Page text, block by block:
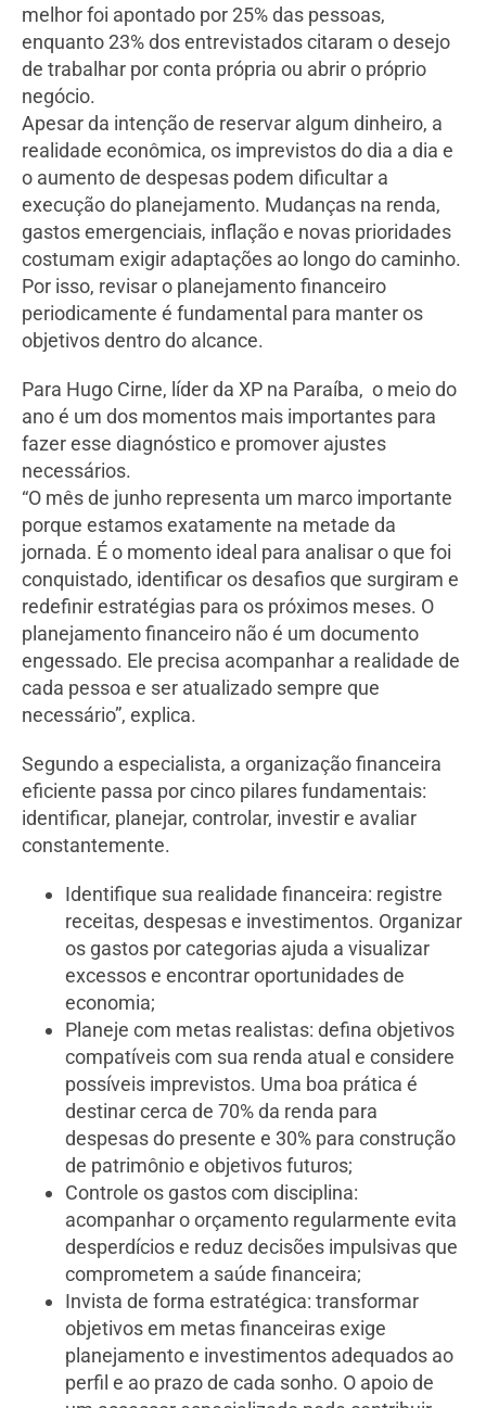
melhor foi apontado por 25% das pessoas,
enquanto 23% dos entrevistados citaram o desejo
de trabalhar por conta própria ou abrir o próprio
negócio.
Apesar da intenção de reservar algum dinheiro, a
realidade econômica, os imprevistos do dia a dia e
o aumento de despesas podem dificultar a
execução do planejamento. Mudanças na renda,
gastos emergenciais, inflação e novas prioridades
costumam exigir adaptações ao longo do caminho.
Por isso, revisar o planejamento financeiro
periodicamente é fundamental para manter os
objetivos dentro do alcance.
Para Hugo Cirne, líder da XP na Paraíba, o meio do
ano é um dos momentos mais importantes para
fazer esse diagnóstico e promover ajustes
necessários.
“O mês de junho representa um marco importante
porque estamos exatamente na metade da
jornada. É o momento ideal para analisar o que foi
conquistado, identificar os desafios que surgiram e
redefinir estratégias para os próximos meses. O
planejamento financeiro não é um documento
engessado. Ele precisa acompanhar a realidade de
cada pessoa e ser atualizado sempre que
necessário”, explica.
Segundo a especialista, a organização financeira
eficiente passa por cinco pilares fundamentais:
identificar, planejar, controlar, investir e avaliar
constantemente.
Identifique sua realidade financeira: registre
receitas, despesas e investimentos. Organizar
os gastos por categorias ajuda a visualizar
excessos e encontrar oportunidades de
economia;
Planeje com metas realistas: defina objetivos
compatíveis com sua renda atual e considere
possíveis imprevistos. Uma boa prática é
destinar cerca de 70% da renda para
despesas do presente e 30% para construção
de patrimônio e objetivos futuros;
Controle os gastos com disciplina:
acompanhar o orçamento regularmente evita
desperdícios e reduz decisões impulsivas que
comprometem a saúde financeira;
Invista de forma estratégica: transformar
objetivos em metas financeiras exige
planejamento e investimentos adequados ao
perfil e ao prazo de cada sonho. O apoio de